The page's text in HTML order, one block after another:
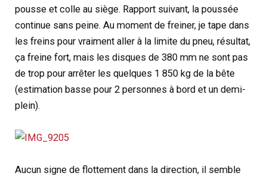
pousse et colle au siège. Rapport suivant, la poussée
continue sans peine. Au moment de freiner, je tape dans
les freins pour vraiment aller à la limite du pneu, résultat,
ça freine fort, mais les disques de 380 mm ne sont pas
de trop pour arrêter les quelques 1 850 kg de la bête
(estimation basse pour 2 personnes à bord et un demi-
plein).
Aucun signe de flottement dans la direction, il semble